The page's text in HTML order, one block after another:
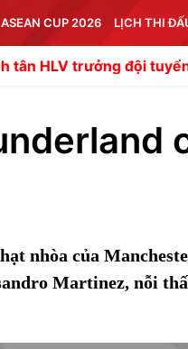
ASEAN CUP 2026 LỊCH THI
đội tuyển Uruguay
nhòa của
Martinez, nỗi